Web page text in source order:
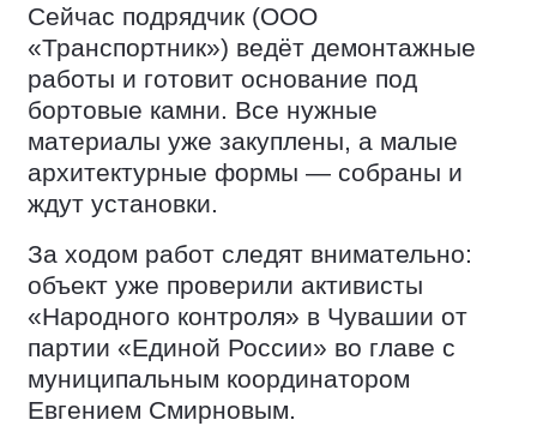
Сейчас подрядчик (ООО
«Транспортник») ведёт демонтажные
работы и готовит основание под
бортовые камни. Все нужные
материалы уже закуплены, а малые
архитектурные формы — собраны и
ждут установки.
За ходом работ следят внимательно:
объект уже проверили активисты
«Народного контроля» в Чувашии от
партии «Единой России» во главе с
муниципальным координатором
Евгением Смирновым.